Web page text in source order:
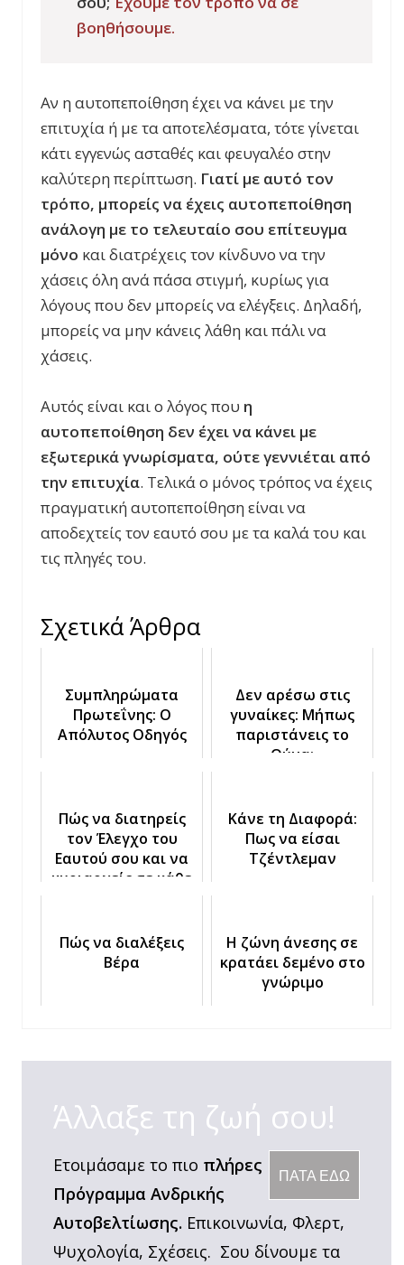
βοηθήσουμε.
Αν η αυτοπεποίθηση έχει να κάνει με την
επιτυχία ή με τα αποτελέσματα, τότε γίνεται
κάτι εγγενώς ασταθές και φευγαλέο στην
καλύτερη περίπτωση. Γιατί με αυτό τον
τρόπο, μπορείς να έχεις αυτοπεποίθηση
ανάλογη με το τελευταίο σου επίτευγμα
μόνο και διατρέχεις τον κίνδυνο να την
χάσεις όλη ανά πάσα στιγμή, κυρίως για
λόγους που δεν μπορείς να ελέγξεις. Δηλαδή,
μπορείς να μην κάνεις λάθη και πάλι να
χάσεις.
Αυτός είναι και ο λόγος που η
αυτοπεποίθηση δεν έχει να κάνει με
εξωτερικά γνωρίσματα, ούτε γεννιέται από
την επιτυχία. Τελικά ο μόνος τρόπος να έχεις
πραγματική αυτοπεποίθηση είναι να
αποδεχτείς τον εαυτό σου με τα καλά του και
τις πληγές του.
Σχετικά Άρθρα
Συμπληρώματα
Πρωτεΐνης: Ο
Απόλυτος Οδηγός
Δεν αρέσω στις
γυναίκες: Μήπως
παριστάνεις το
Θύμα;
Πώς να διατηρείς
τον Έλεγχο του
Εαυτού σου και να
κυριαρχείς σε κάθε
Κάνε τη Διαφορά:
Πως να είσαι
Τζέντλεμαν
Πώς να διαλέξεις
Βέρα
Η ζώνη άνεσης σε
κρατάει δεμένο στο
γνώριμο
Άλλαξε τη ζωή σου!
ΠΑΤΑ ΕΔΩ
Ετοιμάσαμε το πιο πλήρες
Πρόγραμμα Ανδρικής
Αυτοβελτίωσης. Επικοινωνία, Φλερτ,
Ψυχολογία, Σχέσεις. Σου δίνουμε τα